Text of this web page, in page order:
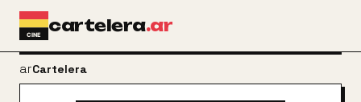
Ir al contenido principal
cartelera.ar
arrow_back
Cartelera